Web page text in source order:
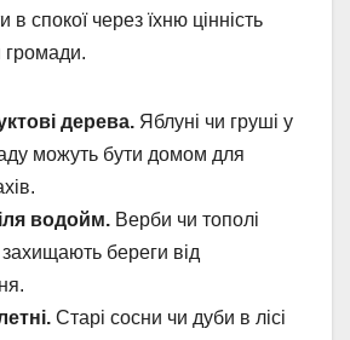
спокої через їхню цінність
громади.
дерева. Яблуні чи груші у
можуть бути домом для
водойм. Верби чи тополі
захищають береги від
Старі сосни чи дуби в лісі